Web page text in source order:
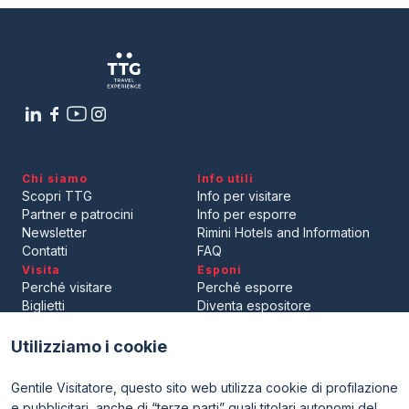
Utilizziamo i cookie
Gentile Visitatore, questo sito web utilizza cookie di profilazione
Chi siamo
Scopri TTG
Partner e patrocini
Newsletter
Contatti
Info utili
Info per visitare
Info per esporre
Rimini Hotels and Information
FAQ
Visita
Perché visitare
Biglietti
Esponi
Perché esporre
Diventa espositore